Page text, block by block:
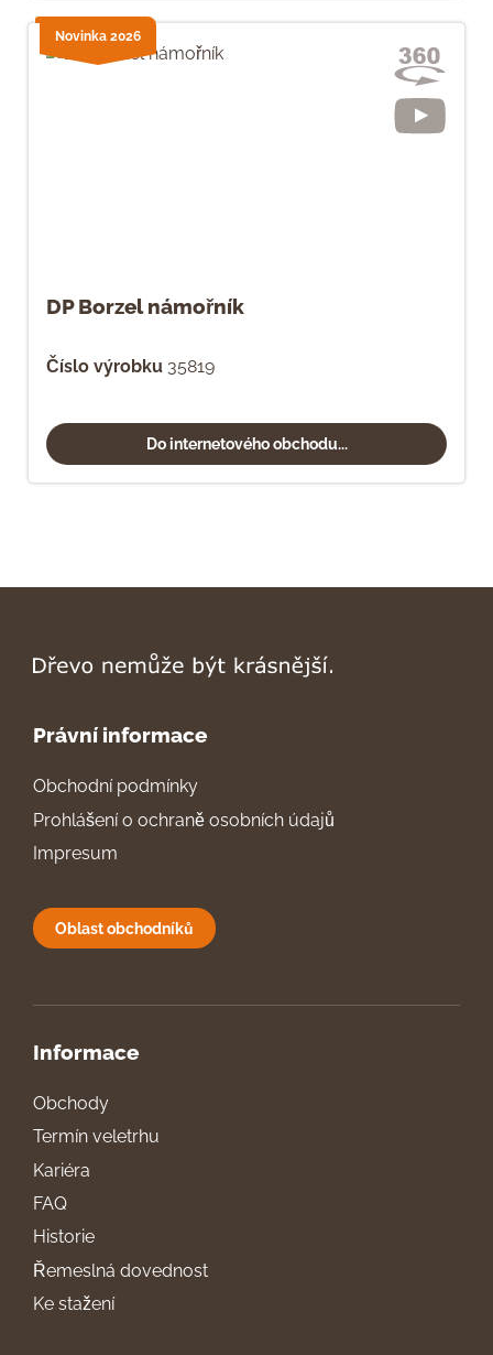
DP Borzel námořník
Číslo výrobku 35819
Do internetového obchodu...
Novinka 2026
Právní informace
Obchodní podmínky
Prohlášení o ochraně osobních údajů
Impresum
Oblast obchodníků
Informace
Obchody
Termín veletrhu
Kariéra
FAQ
Historie
Řemeslná dovednost
Ke stažení